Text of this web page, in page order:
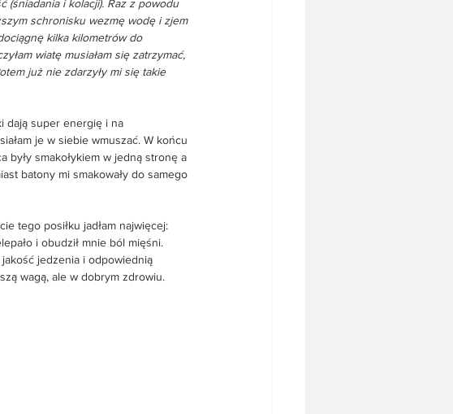
(śniadania i kolacji). Raz z powodu
schronisku wezmę wodę i zjem
kilka kilometrów do
wiatę musiałam się zatrzymać,
już nie zdarzyły mi się takie
dają super energię i na
je w siebie wmuszać. W końcu
były smakołykiem w jedną stronę a
batony mi smakowały do samego
tego posiłku jadłam najwięcej:
i obudził mnie ból mięśni.
jedzenia i odpowiednią
wagą, ale w dobrym zdrowiu.